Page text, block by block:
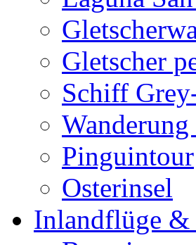
Gletscher
Schiff
Pinguintour
Osterinsel
Inlandflüge &